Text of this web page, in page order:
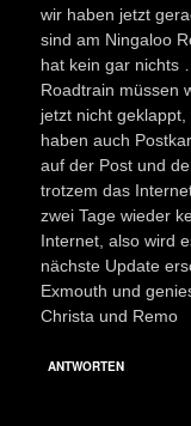
wir haben jetzt
sind am Ningaloo
hat kein gar nichts
Roadtrain müssen
jetzt nicht
haben auch
auf der Post und
trotzem das
zwei Tage wieder
Internet, also wird
nächste Update
Exmouth und
Christa und Remo
ANTWORTEN